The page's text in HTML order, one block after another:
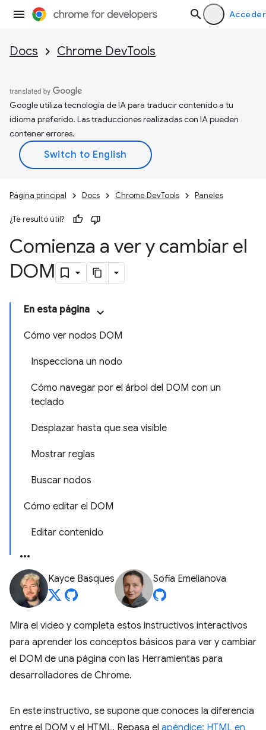
Acceder
Docs Chrome DevTools
Google utiliza tecnología de IA para traducir contenido a tu
idioma preferido. Las traducciones realizadas con IA pueden
contener errores.
Página principal Docs Chrome DevTools Paneles
¿Te resultó útil?
Comienza a ver y cambiar el
DOM
En esta página
Cómo ver nodos DOM
Inspecciona un nodo
Cómo navegar por el árbol del DOM con un
teclado
Desplazar hasta que sea visible
Mostrar reglas
Buscar nodos
Cómo editar el DOM
Editar contenido
Kayce Basques Sofia Emelianova
Mira el video y completa estos instructivos interactivos
para aprender los conceptos básicos para ver y cambiar
el DOM de una página con las Herramientas para
desarrolladores de Chrome.
En este instructivo, se supone que conoces la diferencia
entre el DOM y el HTML. Repasa el apéndice: HTML en